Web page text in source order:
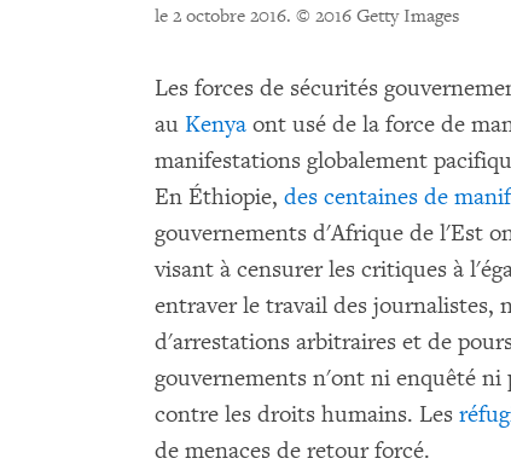
le 2 octobre 2016. © 2016 Getty Images
Les forces de sécurités
au Kenya ont usé de la force de
manifestations globalement
En Éthiopie, des centaines de
gouvernements d'Afrique de l'Est
visant à censurer les critiques à
entraver le travail des journalistes,
d'arrestations arbitraires et de
gouvernements n'ont ni enquêté
contre les droits humains. Les
de menaces de retour forcé.